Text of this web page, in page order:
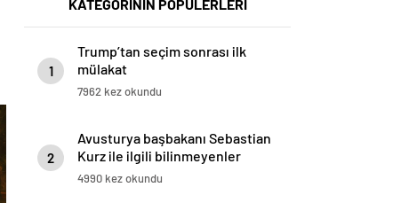
KATEGORİNİN POPÜLERLERİ
1
Trump’tan seçim sonrası ilk
mülakat
7962 kez okundu
2
Avusturya başbakanı Sebastian
Kurz ile ilgili bilinmeyenler
4990 kez okundu